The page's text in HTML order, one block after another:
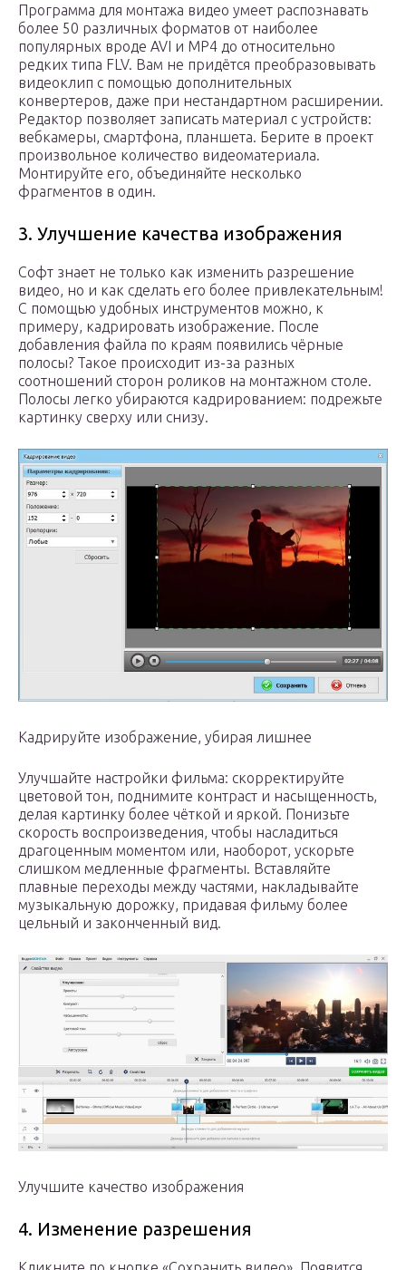
Программа для монтажа видео умеет распознавать
более 50 различных форматов от наиболее
популярных вроде AVI и MP4 до относительно
редких типа FLV. Вам не придётся преобразовывать
видеоклип с помощью дополнительных
конвертеров, даже при нестандартном расширении.
Редактор позволяет записать материал с устройств:
вебкамеры, смартфона, планшета. Берите в проект
произвольное количество видеоматериала.
Монтируйте его, объединяйте несколько
фрагментов в один.
3. Улучшение качества изображения
Софт знает не только как изменить разрешение
видео, но и как сделать его более привлекательным!
С помощью удобных инструментов можно, к
примеру, кадрировать изображение. После
добавления файла по краям появились чёрные
полосы? Такое происходит из-за разных
соотношений сторон роликов на монтажном столе.
Полосы легко убираются кадрированием: подрежьте
картинку сверху или снизу.
Кадрируйте изображение, убирая лишнее
Улучшайте настройки фильма: скорректируйте
цветовой тон, поднимите контраст и насыщенность,
делая картинку более чёткой и яркой. Понизьте
скорость воспроизведения, чтобы насладиться
драгоценным моментом или, наоборот, ускорьте
слишком медленные фрагменты. Вставляйте
плавные переходы между частями, накладывайте
музыкальную дорожку, придавая фильму более
цельный и законченный вид.
Улучшите качество изображения
4. Изменение разрешения